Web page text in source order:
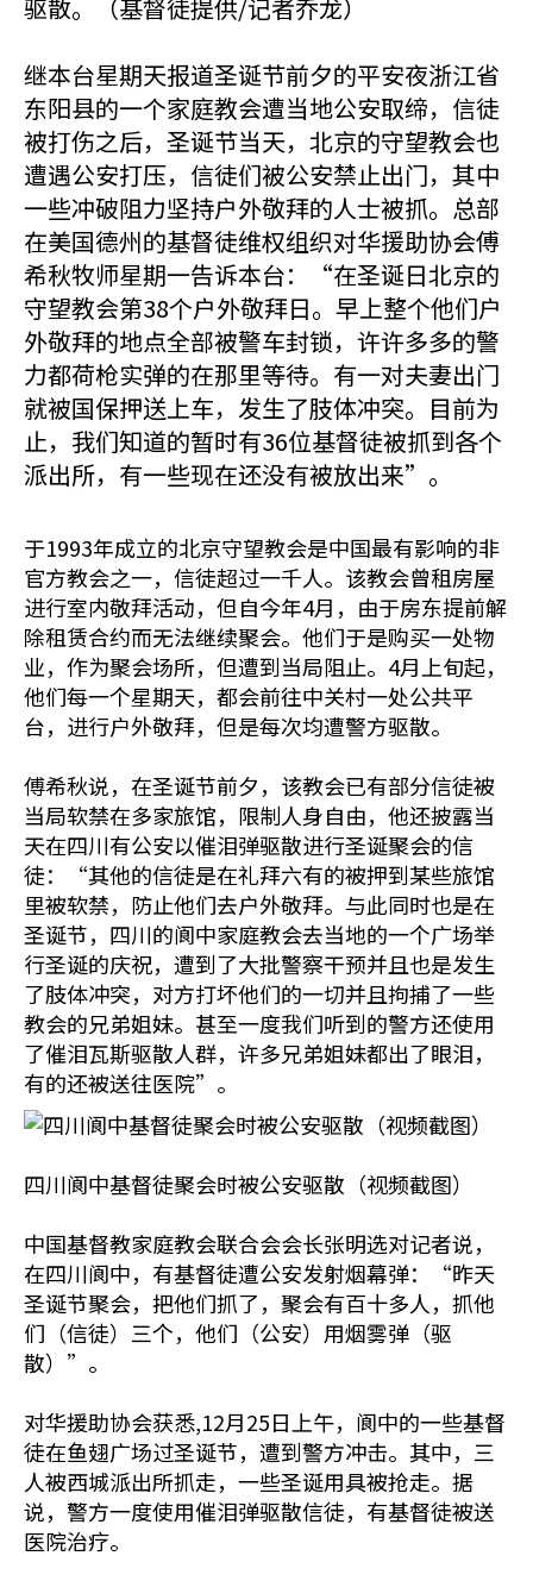
驱散。（基督徒提供/记者乔龙）
继本台星期天报道圣诞节前夕的平安夜浙江省
东阳县的一个家庭教会遭当地公安取缔，信徒
被打伤之后，圣诞节当天，北京的守望教会也
遭遇公安打压，信徒们被公安禁止出门，其中
一些冲破阻力坚持户外敬拜的人士被抓。总部
在美国德州的基督徒维权组织对华援助协会傅
希秋牧师星期一告诉本台：“在圣诞日北京的
守望教会第38个户外敬拜日。早上整个他们户
外敬拜的地点全部被警车封锁，许许多多的警
力都荷枪实弹的在那里等待。有一对夫妻出门
就被国保押送上车，发生了肢体冲突。目前为
止，我们知道的暂时有36位基督徒被抓到各个
派出所，有一些现在还没有被放出来”。
于1993年成立的北京守望教会是中国最有影响的非
官方教会之一，信徒超过一千人。该教会曾租房屋
进行室内敬拜活动，但自今年4月，由于房东提前解
除租赁合约而无法继续聚会。他们于是购买一处物
业，作为聚会场所，但遭到当局阻止。4月上旬起，
他们每一个星期天，都会前往中关村一处公共平
台，进行户外敬拜，但是每次均遭警方驱散。
傅希秋说，在圣诞节前夕，该教会已有部分信徒被
当局软禁在多家旅馆，限制人身自由，他还披露当
天在四川有公安以催泪弹驱散进行圣诞聚会的信
徒：“其他的信徒是在礼拜六有的被押到某些旅馆
里被软禁，防止他们去户外敬拜。与此同时也是在
圣诞节，四川的阆中家庭教会去当地的一个广场举
行圣诞的庆祝，遭到了大批警察干预并且也是发生
了肢体冲突，对方打坏他们的一切并且拘捕了一些
教会的兄弟姐妹。甚至一度我们听到的警方还使用
了催泪瓦斯驱散人群，许多兄弟姐妹都出了眼泪，
有的还被送往医院”。
四川阆中基督徒聚会时被公安驱散（视频截图）
中国基督教家庭教会联合会会长张明选对记者说，
在四川阆中，有基督徒遭公安发射烟幕弹：“昨天
圣诞节聚会，把他们抓了，聚会有百十多人，抓他
们（信徒）三个，他们（公安）用烟雾弹（驱
散）”。
对华援助协会获悉,12月25日上午，阆中的一些基督
徒在鱼翅广场过圣诞节，遭到警方冲击。其中，三
人被西城派出所抓走，一些圣诞用具被抢走。据
说，警方一度使用催泪弹驱散信徒，有基督徒被送
医院治疗。